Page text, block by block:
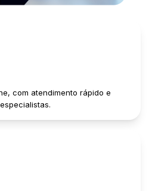
com atendimento rápido e